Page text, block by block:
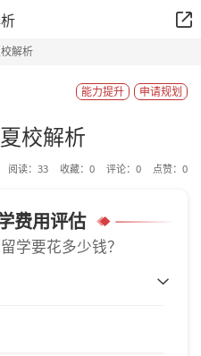
解析
申请规划
能力提升
校解析
阅读： 33 收藏： 0 评论： 0 点赞： 0
费用评估
学要花多少钱？